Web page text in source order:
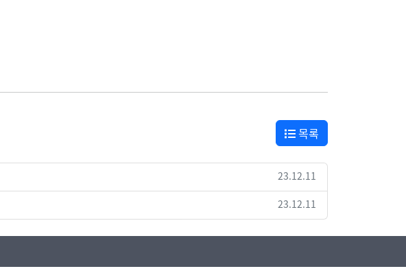
목록
23.12.11
23.12.11